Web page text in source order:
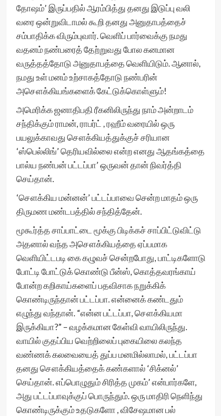
தோஷம்’ இருப்பதில் ஆரம்பித்து தனது இடுப்பு வலி
வரை ஒன்றுவிடாமல் கூறி தனது அனுதாபத்தைச்
சம்பாதிக்க விரும்புவார். வெளிப் பார்வைக்கு நமது
வதனம் நண்பரைத் தேற்றுவது போல கனமான
வருத்தத்தோடு அனுதாபத்தை வெளியிடும். ஆனால்,
நமது உள் மனம் உற்சாகத்தோடு நண்பரின்
அசௌக்கியங்களைக் கேட்டுக்கொள்ளும்!
அமெரிக்க ஜனாதிபதி ரீகனிலிருந்து நாம் அன்றாடம்
சந்திக்கும் ராமன், ராபர்ட் , ரஹீம் வரையில் ஒரு
பயலுக்காவது சௌக்கியத்துக்குச் சரியான
‘ஸ்பெல்லிங்’ தெரியவில்லை என்ற எனது ஆதங்கத்தை
பால்ய நண்பன் பட்டப்பா’ ஒருவன் தான் நிவர்த்தி
செய்தான்.
‘சௌக்கிய மன்னன்’ பட்டப்பாவை சென்ற மாதம் ஒரு
திருமண மண்டபத்தில் சந்தித்தேன்.
மூகூர்த்த சாப்பாட்டை மூக்கு பிடிக்கச் சாப்பிட்டுவிட்டு
அதனால் வந்த அசௌக்கியத்தை ஏப்பமாக
வெளியிட்டபடி கை கழுவச் சென்றபோது, பாட்டிகளோடு
போட்டி போட்டுக் கொண்டு பீன்ஸ், கொத்தவரங்காய்
போன்ற கறிகாய்களைப் பதவிசாக நறுக்கிக்
கொண்டிருந்தான் பட்டப்பா. என்னைக் கண்டதும்
எழுந்து வந்தான். “என்ன பட்டப்பா, சௌக்கியமா
இருக்கியா?” – வழக்கமான கேள்வி வாயிலிருந்து.
வாயில் குதப்பிய வெற்றிலைப் புகையிலை கலந்த
வண்ணக் கலவையைத் துப்ப மனமில்லாமல், பட்டப்பா
தனது சௌக்கியத்தைக் கண்களால் ‘சிக்னல்’
செய்தான். எப்பொழுதும் சிரித்த முகம்’ என்பார்களே,
அது பட்டப்பாவுக்குப் பொருந்தும். ஒரு மாதிரி நெளிந்து
கொண்டிருக்கும் உதடுகளோ , விசேஷமான பல்